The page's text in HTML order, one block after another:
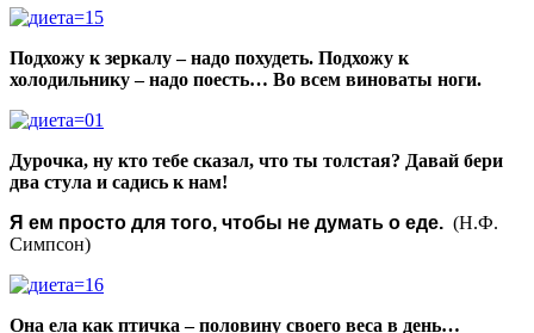
Подхожу к зеркалу – надо похудеть. Подхожу к
холодильнику – надо поесть… Во всем виноваты ноги.
Дурочка, ну кто тебе сказал, что ты толстая? Давай бери
два стула и садись к нам!
Я ем просто для того, чтобы не думать о еде. (Н.Ф.
Симпсон)
Она ела как птичка – половину своего веса в день…